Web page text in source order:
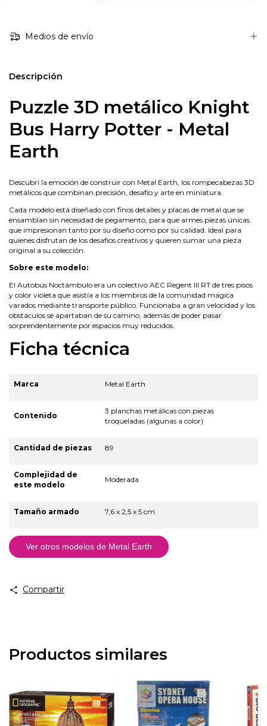
Medios de envío
Descripción
Puzzle 3D metálico Knight
Bus Harry Potter - Metal
Earth
Descubrí la emoción de construir con Metal Earth, los rompecabezas 3D
metálicos que combinan precisión, desafío y arte en miniatura.
Cada modelo está diseñado con finos detalles y placas de metal que se
ensamblan sin necesidad de pegamento, para que armes piezas únicas
que impresionan tanto por su diseño como por su calidad. Ideal para
quienes disfrutan de los desafíos creativos y quieren sumar una pieza
original a su colección.
Sobre este modelo:
El Autobús Noctámbulo era un colectivo AEC Regent III RT de tres pisos
y color violeta que asistía a los miembros de la comunidad mágica
varados mediante transporte público. Funcionaba a gran velocidad y los
obstáculos se apartaban de su camino, además de poder pasar
sorprendentemente por espacios muy reducidos.
Ficha técnica
Marca Metal Earth
Contenido
3 planchas metálicas con piezas
troqueladas (algunas a color)
Cantidad de piezas 89
Complejidad de
este modelo
Moderada
Tamaño armado 7,6 x 2,5 x 5 cm
Ver otros modelos de Metal Earth
Compartir
Productos similares